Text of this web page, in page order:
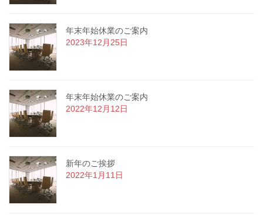
年末年始休業のご案内
2023年12月25日
年末年始休業のご案内
2022年12月12日
新年のご挨拶
2022年1月11日